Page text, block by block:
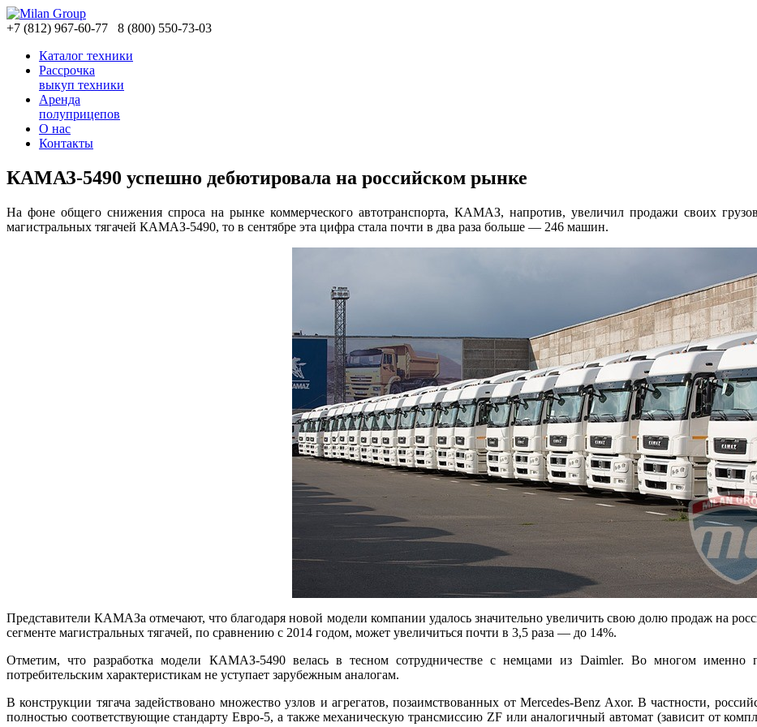
+7 (812) 967-60-77 8 (800) 550-73-03
Каталог техники
Рассрочка
выкуп техники
Аренда
полуприцепов
О нас
Контакты
КАМАЗ-5490 успешно дебютировала на российском рынке
На фоне общего снижения спроса на рынке коммерческого автотранспорта, КАМАЗ, напротив, увеличил продажи своих
магистральных тягачей КАМАЗ-5490, то в сентябре эта цифра стала почти в два раза больше — 246 машин.
Представители КАМАЗа отмечают, что благодаря новой модели компании удалось значительно увеличить свою долю продаж на
сегменте магистральных тягачей, по сравнению с 2014 годом, может увеличиться почти в 3,5 раза — до 14%.
Отметим, что разработка модели КАМАЗ-5490 велась в тесном сотрудничестве с немцами из Daimler. Во многом именно
потребительским характеристикам не уступает зарубежным аналогам.
В конструкции тягача задействовано множество узлов и агрегатов, позаимствованных от Mercedes-Benz Axor. В частности,
полностью соответствующие стандарту Евро-5, а также механическую трансмиссию ZF или аналогичный автомат (зависит от